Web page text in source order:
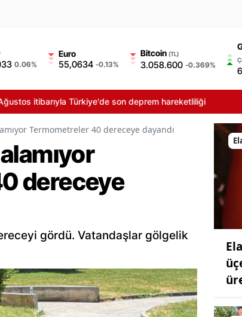
0.06%
Euro
55,0634 -0.13%
Bitcoin (TL)
3.058.600 -0.369%
itibarıyla Türkiye'de son deprem hareketliliği
Termometreler 40 dereceye dayandı
dereceye
gördü. Vatandaşlar gölgelik